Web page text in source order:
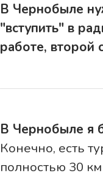
В Чернобыле
"вступить" в
работе, второй
В Чернобыле я
Конечно, есть
полностью 30